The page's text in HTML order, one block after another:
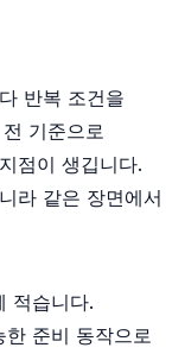
반복 조건을
기준으로
점이 생깁니다.
라 같은 장면에서
적습니다.
준비 동작으로